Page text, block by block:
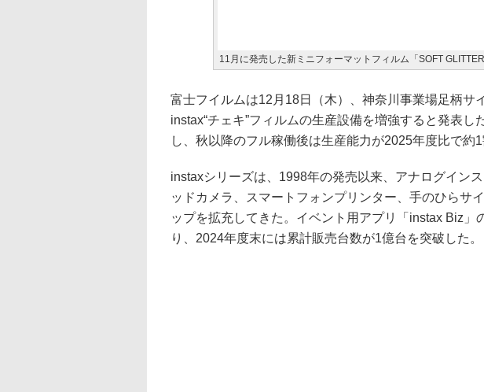
11月に発売した新ミニフォーマットフィルム「SOFT
富士フイルムは12月18日（木）、神奈川事業場足柄サ
instax“チェキ”フィルムの生産設備を増強すると発表し
し、秋以降のフル稼働後は生産能力が2025年度比で約1
instaxシリーズは、1998年の発売以来、アナログイン
ッドカメラ、スマートフォンプリンター、手のひらサ
ップを拡充してきた。イベント用アプリ「instax Biz」
り、2024年度末には累計販売台数が1億台を突破した。